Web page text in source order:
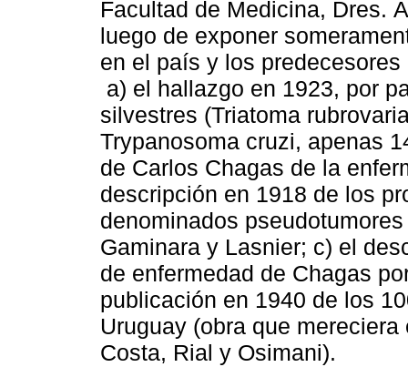
Facultad de Medicina, Dres.
luego de exponer
en el país y los
a) el hallazgo en 1923, por
silvestres (Triatoma
Trypanosoma cruzi, apenas
de Carlos Chagas de la
descripción en 1918 de los
denominados
Gaminara y Lasnier; c) el
de enfermedad de Chagas
publicación en 1940 de los
Uruguay (obra que
Costa, Rial y Osimani).